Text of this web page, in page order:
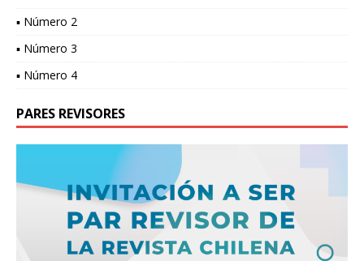
▪ Número 2
▪ Número 3
▪ Número 4
PARES REVISORES